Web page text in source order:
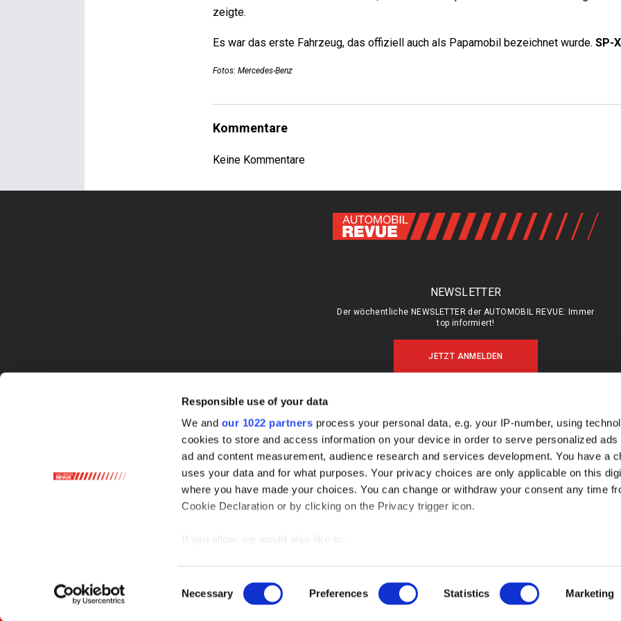
Responsible use of your data
We and our 1022 partners process your personal data, e.g. your IP-number, using
cookies to store and access information on your device in order to serve personalized ads
ad and content measurement, audience research and services development. You have a
uses your data and for what purposes. Your privacy choices are only applicable on this
where you have made your choices. You can change or withdraw your consent any time
Cookie Declaration or by clicking on the Privacy trigger icon.
If you allow, we would also like to:
Find out more about how your personal data is processed and set your preferences in the
Selection
Necessary Preferences Statistics Marketing
zeigte.
Es war das erste Fahrzeug, das offiziell auch als Papamobil bezeichnet wurde. SP-
Fotos: Mercedes-Benz
Kommentare
Keine Kommentare
NEWSLETTER
Der wöchentliche NEWSLETTER der AUTOMOBIL REVUE: Immer
top informiert!
JETZT ANMELDEN
MEIN ABO (LOGIN)
ABO & SHOP
E-PAPER
KÜNDIGUNG
DATENSCHUTZ
ÜBER UNS
MEDIADATEN
KONTAKT
IMPRESSUM